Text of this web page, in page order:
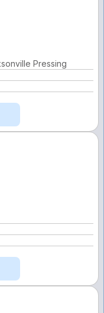
Pressing